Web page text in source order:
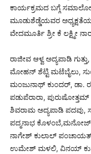
ಕಾರ್ಯಕ್ರಮದ ಬಗ್ಗೆ
ಮೂಡುಶೆಡ್ಡೆಯವರ
ವೇದಮೂರ್ತಿ ಶ್ರೀ ಕೆ ಲಕ್ಷ್ಮೀ
ರಾಜೀವ ಆಳ್ವ ಅದ್ಯಪಾಡಿ
ಮೋಹನ್ ಶೆಟ್ಟಿ ಮಟೆಬೈಲು,
ಮಂಜುನಾಥ್ ಕುಂದರ್, ಡಾ.
ಪಡುಪೆರಾರಾ,
ಶಿವರಾಮ ಅದ್ಯಪಾಡಿ ಪದವು,
ಪದ್ಮನಾಭ ಕೊಳಂಬೆ,ಮನೋಜ್
ನಾಗೇಶ್ ಕುಲಾಲ್ ಪಂಚಾಯತ್
ಉಮೇಶ್ ಮಳಲಿ, ವಿನಯ್